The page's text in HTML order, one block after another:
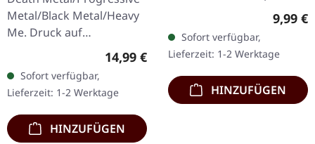
Metal/Black Metal/Heavy
Me. Druck auf
Rückseite. Front Logo,
Rückseite: Tourdaten.
100% Baumwolle
Regulärer Preis:
14,99 €
Sofort verfügbar,
Lieferzeit: 1-2 Werktage
HINZUFÜGEN
Chaos Records. Limitierte
CD-Version im DigiPak mit
12-seitgem Booklet.…
9,99 €
Sofort verfügbar,
Lieferzeit: 1-2 Werktage
HINZUFÜGEN